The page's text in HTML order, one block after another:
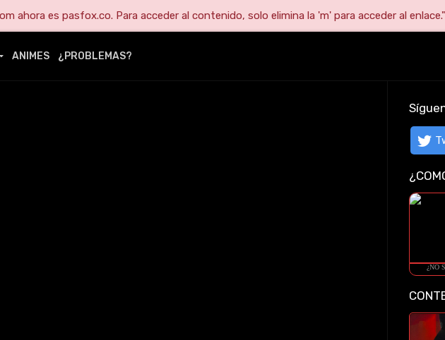
ahora es pasfox.co. Para acceder al contenido, solo elimina la 'm' para acceder al enlace."
ANIMES ¿PROBLEMAS?
¿NO